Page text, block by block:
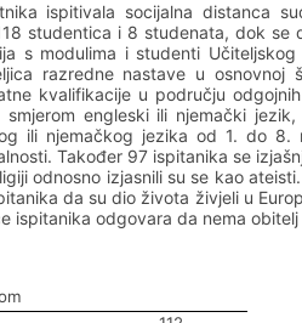
ispitivala socijalna distanca
studentica i 8 studenata, dok se
s modulima i studenti
razredne nastave u osnovnoj
kvalifikacije u području
engleski ili njemački
ili njemačkog jezika od 1. do 8.
Također 97 ispitanika se
odnosno izjasnili su se kao
da su dio života živjeli u
ispitanika odgovara da nema